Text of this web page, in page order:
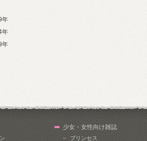
年
年
年
少女・女性向け雑誌
プリンセス